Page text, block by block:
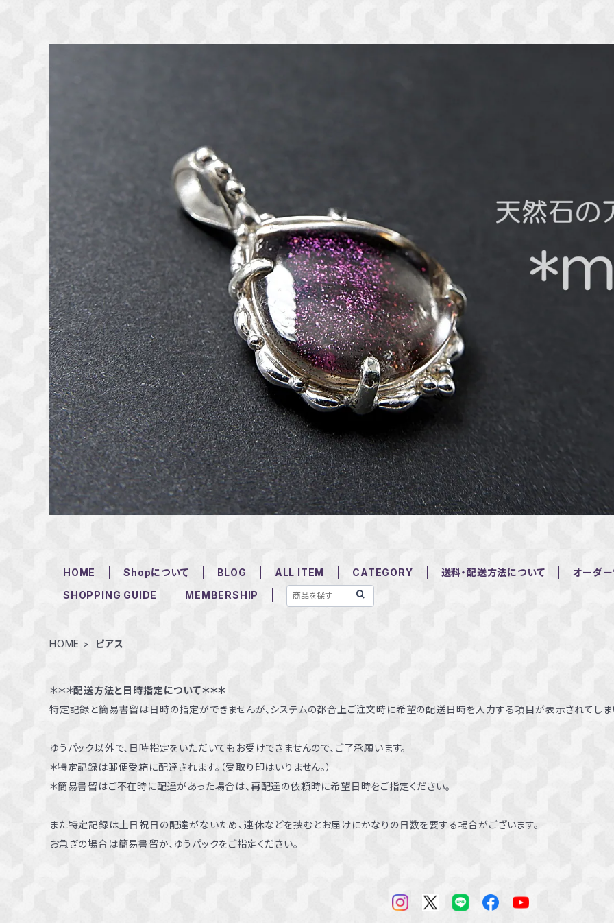
HOME Shopについて BLOG ALL ITEM CATEGORY 送料・配送方法について
オーダ
SHOPPING GUIDE
MEMBERSHIP
HOME ピアス
＊＊＊配送方法と日時指定について＊＊＊
特定記録と簡易書留は日時の指定ができませんが、システムの都合上ご注文時に希望の配送日時を入力する項目が表示されてしま
ゆうパック以外で、日時指定をいただいてもお受けできませんので、ご了承願います。
＊特定記録は郵便受箱に配達されます。（受取り印はいりません。）
＊簡易書留はご不在時に配達があった場合は、再配達の依頼時に希望日時をご指定ください。
また特定記録は土日祝日の配達がないため、連休などを挟むとお届けにかなりの日数を要する場合がございます。
お急ぎの場合は簡易書留か、ゆうパックをご指定ください。